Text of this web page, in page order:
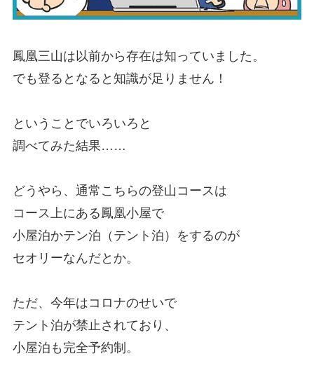
鳳凰三山は以前から存在は知っていました。
でも登るとなると知識が足りません！
ということでいろいろと
調べてみた結果……
どうやら、通常こちらの登山コースは
コース上にある鳳凰小屋で
小屋泊かテン泊（テント泊）をするのが
セオリーなんだとか。
ただ、今年はコロナのせいで
テント泊が禁止されており、
小屋泊も完全予約制。